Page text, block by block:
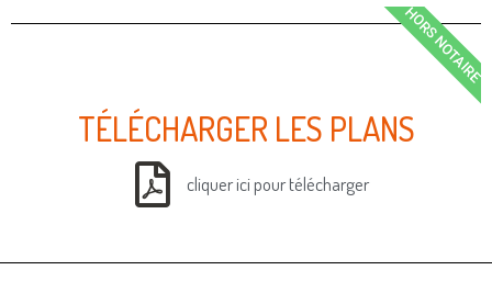
HORS NOTAIRE
TÉLÉCHARGER LES PLANS
cliquer ici pour télécharger